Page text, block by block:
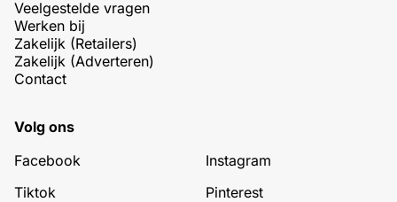
Veelgestelde vragen
Werken bij
Zakelijk (Retailers)
Zakelijk (Adverteren)
Contact
Volg ons
Facebook
Instagram
Tiktok
Pinterest